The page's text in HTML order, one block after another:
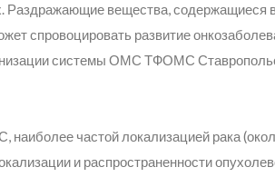
Раздражающие вещества, содержащиеся
спровоцировать развитие
системы ОМС ТФОМС
частой локализацией рака
и распространенности